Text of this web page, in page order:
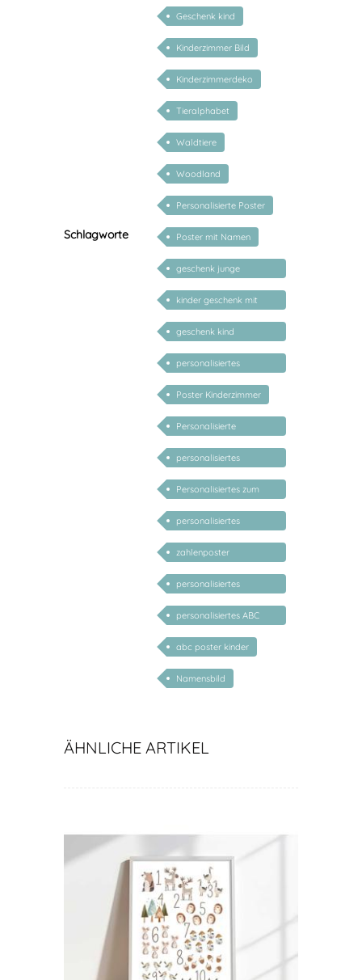
Schlagworte
Geschenk kind
Kinderzimmer Bild
Kinderzimmerdeko
Tieralphabet
Waldtiere
Woodland
Personalisierte Poster
Poster mit Namen
geschenk junge
mädchen
kinder geschenk mit
namen
geschenk kind
personalisiert
personalisiertes
Geschenk Kind
Poster Kinderzimmer
Personalisierte
Geschenke für Kinder
personalisiertes
Geschenk zu Ostern
Personalisiertes zum
Schulanfang
personalisiertes
Zahlenposter
zahlenposter
personalisiert
personalisiertes
Kinderposter
personalisiertes ABC
Poster
abc poster kinder
Namensbild
ÄHNLICHE ARTIKEL